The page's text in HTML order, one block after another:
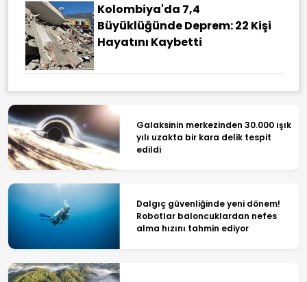
Kolombiya'da 7,4
Büyüklüğünde Deprem: 22 Kişi
Hayatını Kaybetti
Galaksinin merkezinden 30.000 ışık
yılı uzakta bir kara delik tespit
edildi
Dalgıç güvenliğinde yeni dönem!
Robotlar baloncuklardan nefes
alma hızını tahmin ediyor